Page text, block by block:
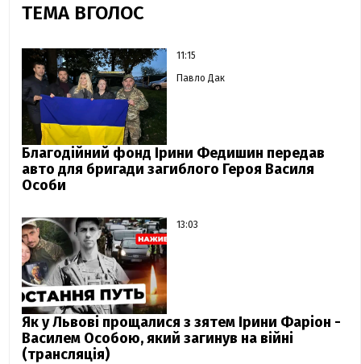
ТЕМА ВГОЛОС
11:15
Павло Дак
Благодійний фонд Ірини Федишин передав
авто для бригади загиблого Героя Василя
Особи
13:03
Як у Львові прощалися з зятем Ірини Фаріон -
Василем Особою, який загинув на війні
(трансляція)